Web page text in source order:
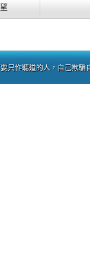
只作聽道的人，自己欺騙